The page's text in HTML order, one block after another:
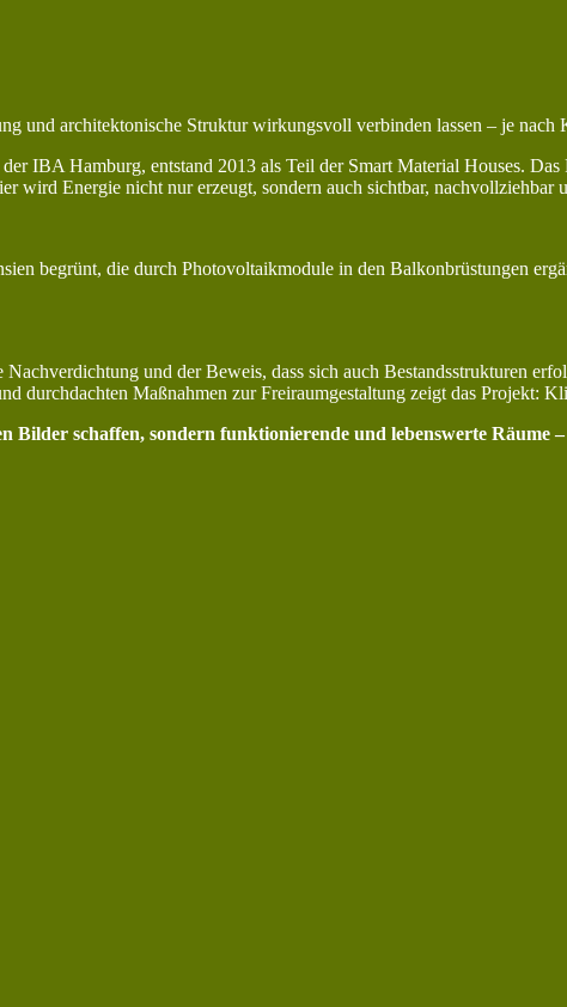
und architektonische Struktur wirkungsvoll verbinden lassen – je nach
IBA Hamburg, entstand 2013 als Teil der Smart Material Houses.
wird Energie nicht nur erzeugt, sondern auch sichtbar, nachvollziehbar
begrünt, die durch Photovoltaikmodule in den Balkonbrüstungen
Nachverdichtung und der Beweis, dass sich auch Bestandsstrukturen
durchdachten Maßnahmen zur Freiraumgestaltung zeigt das Projekt:
Bilder schaffen, sondern funktionierende und lebenswerte